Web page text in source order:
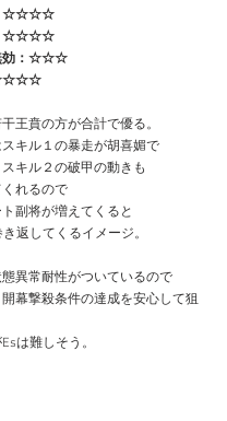
☆☆☆☆
☆☆☆☆
効：☆☆☆
賁の方が合計で優る。
キル１の暴走が胡喜媚で
キル２の破甲の動きも
れるので
副将が増えてくると
返してくるイメージ。
異常耐性がついているので
幕撃殺条件の達成を安心して狙
は難しそう。